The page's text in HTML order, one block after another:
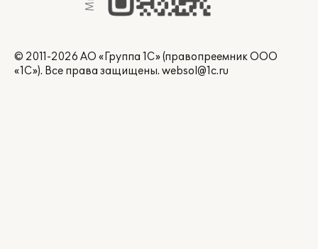
© 2011-2026 АО «Группа 1С» (правопреемник ООО
«1С»). Все права защищены. websol@1c.ru